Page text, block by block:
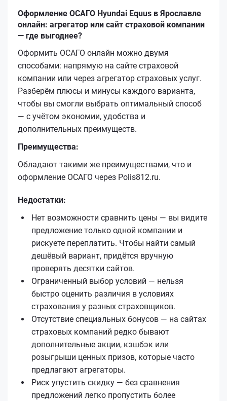
Оформление ОСАГО Hyundai Equus в Ярославле
онлайн: агрегатор или сайт страховой компании
— где выгоднее?
Оформить ОСАГО онлайн можно двумя
способами: напрямую на сайте страховой
компании или через агрегатор страховых услуг.
Разберём плюсы и минусы каждого варианта,
чтобы вы смогли выбрать оптимальный способ
— с учётом экономии, удобства и
дополнительных преимуществ.
Преимущества:
Обладают такими же преимуществами, что и
оформление ОСАГО через Polis812.ru.
Недостатки:
Нет возможности сравнить цены — вы видите
предложение только одной компании и
рискуете переплатить. Чтобы найти самый
дешёвый вариант, придётся вручную
проверять десятки сайтов.
Ограниченный выбор условий — нельзя
быстро оценить различия в условиях
страхования у разных страховщиков.
Отсутствие специальных бонусов — на сайтах
страховых компаний редко бывают
дополнительные акции, кэшбэк или
розыгрыши ценных призов, которые часто
предлагают агрегаторы.
Риск упустить скидку — без сравнения
предложений легко пропустить более